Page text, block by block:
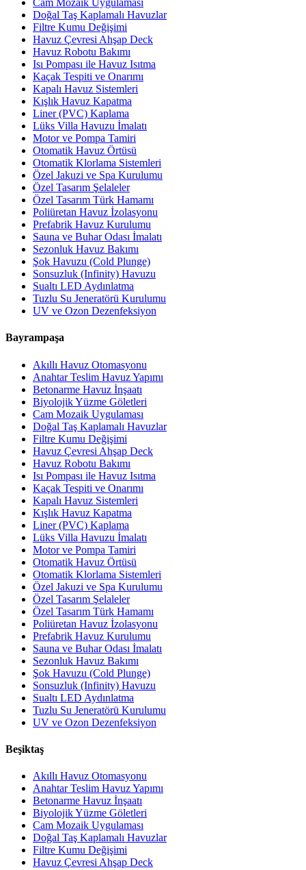
Cam Mozaik Uygulaması
Doğal Taş Kaplamalı Havuzlar
Filtre Kumu Değişimi
Havuz Çevresi Ahşap Deck
Havuz Robotu Bakımı
Isı Pompası ile Havuz Isıtma
Kaçak Tespiti ve Onarımı
Kapalı Havuz Sistemleri
Kışlık Havuz Kapatma
Liner (PVC) Kaplama
Lüks Villa Havuzu İmalatı
Motor ve Pompa Tamiri
Otomatik Havuz Örtüsü
Otomatik Klorlama Sistemleri
Özel Jakuzi ve Spa Kurulumu
Özel Tasarım Şelaleler
Özel Tasarım Türk Hamamı
Poliüretan Havuz İzolasyonu
Prefabrik Havuz Kurulumu
Sauna ve Buhar Odası İmalatı
Sezonluk Havuz Bakımı
Şok Havuzu (Cold Plunge)
Sonsuzluk (Infinity) Havuzu
Sualtı LED Aydınlatma
Tuzlu Su Jeneratörü Kurulumu
UV ve Ozon Dezenfeksiyon
Bayrampaşa
Akıllı Havuz Otomasyonu
Anahtar Teslim Havuz Yapımı
Betonarme Havuz İnşaatı
Biyolojik Yüzme Göletleri
Cam Mozaik Uygulaması
Doğal Taş Kaplamalı Havuzlar
Filtre Kumu Değişimi
Havuz Çevresi Ahşap Deck
Havuz Robotu Bakımı
Isı Pompası ile Havuz Isıtma
Kaçak Tespiti ve Onarımı
Kapalı Havuz Sistemleri
Kışlık Havuz Kapatma
Liner (PVC) Kaplama
Lüks Villa Havuzu İmalatı
Motor ve Pompa Tamiri
Otomatik Havuz Örtüsü
Otomatik Klorlama Sistemleri
Özel Jakuzi ve Spa Kurulumu
Özel Tasarım Şelaleler
Özel Tasarım Türk Hamamı
Poliüretan Havuz İzolasyonu
Prefabrik Havuz Kurulumu
Sauna ve Buhar Odası İmalatı
Sezonluk Havuz Bakımı
Şok Havuzu (Cold Plunge)
Sonsuzluk (Infinity) Havuzu
Sualtı LED Aydınlatma
Tuzlu Su Jeneratörü Kurulumu
UV ve Ozon Dezenfeksiyon
Beşiktaş
Akıllı Havuz Otomasyonu
Anahtar Teslim Havuz Yapımı
Betonarme Havuz İnşaatı
Biyolojik Yüzme Göletleri
Cam Mozaik Uygulaması
Doğal Taş Kaplamalı Havuzlar
Filtre Kumu Değişimi
Havuz Çevresi Ahşap Deck